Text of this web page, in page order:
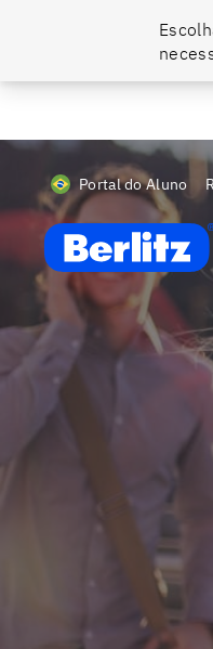
O momento de falar um
Portal do Aluno
Berlitz BR